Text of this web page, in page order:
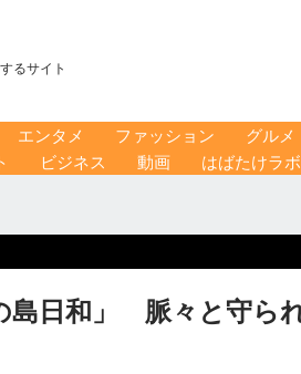
るサイト
エンタメ ファッション グルメ
ビジネス 動画 はばたけラボ
島日和」 脈々と守ら